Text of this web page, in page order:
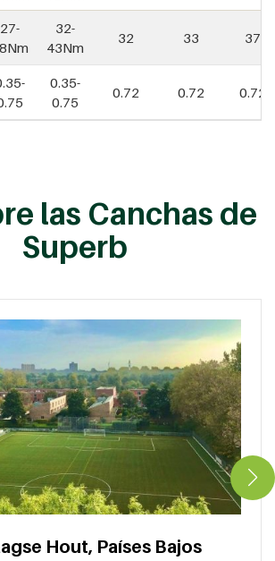
27-
32-
43Nm
32 33 37
0.35-
0.75
0.72 0.72 0.72
las Canchas de
Superb
Hout, Países Bajos